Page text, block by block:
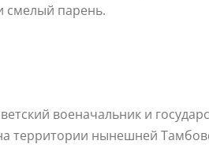
смелый парень.
военачальник и
территории нынешней